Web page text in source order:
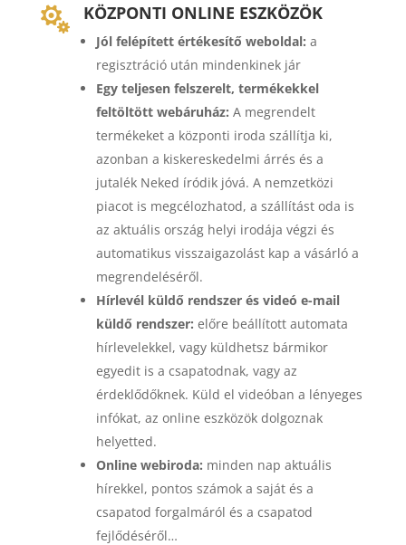
 KÖZPONTI ONLINE ESZKÖZÖK
Jól felépített értékesítő weboldal: a
regisztráció után mindenkinek jár
Egy teljesen felszerelt, termékekkel
feltöltött webáruház: A megrendelt
termékeket a központi iroda szállítja ki,
azonban a kiskereskedelmi árrés és a
jutalék Neked íródik jóvá. A nemzetközi
piacot is megcélozhatod, a szállítást oda is
az aktuális ország helyi irodája végzi és
automatikus visszaigazolást kap a vásárló a
megrendeléséről.
Hírlevél küldő rendszer és videó e-mail
küldő rendszer: előre beállított automata
hírlevelekkel, vagy küldhetsz bármikor
egyedit is a csapatodnak, vagy az
érdeklődőknek. Küld el videóban a lényeges
infókat, az online eszközök dolgoznak
helyetted.
Online webiroda: minden nap aktuális
hírekkel, pontos számok a saját és a
csapatod forgalmáról és a csapatod
fejlődéséről…